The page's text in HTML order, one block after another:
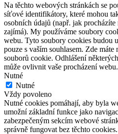
Na těchto webových stránkách se
síťové identifikátory, které mohou
osobních údajů (např. jak
zajímá). My používáme soubory
webu. Tyto soubory cookies budou
pouze s vaším souhlasem. Zde máte
souborů cookie. Odhlášení
může ovlivnit vaše procházení webu.
Nutné
Nutné
Vždy povoleno
Nutné cookies pomáhají, aby byla
umožní základní funkce jako
zabezpečeným sekcím webové
správně fungovat bez těchto cookies.